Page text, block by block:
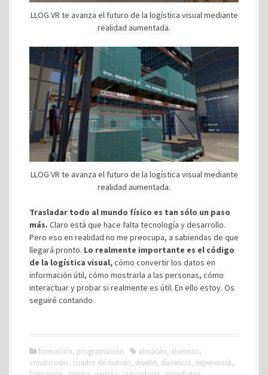
LLOG VR te avanza el futuro de la logística visual mediante
realidad aumentada.
LLOG VR te avanza el futuro de la logística visual mediante
realidad aumentada.
Trasladar todo al mundo físico es tan sólo un paso
más. Claro está que hace falta tecnología y desarrollo.
Pero eso en realidad no me preocupa, a sabiendas de que
llegará pronto. Lo realmente importante es el código
de la logística visual,cómo convertir los datos en
información útil, cómo mostrarla a las personas, cómo
interactuar y probar si realmente es útil. En ello estoy. Os
seguiré contando.
formación, programación almacén, alumnos,
conducción, cuadro de mando, diseño, docencia, experiencia,